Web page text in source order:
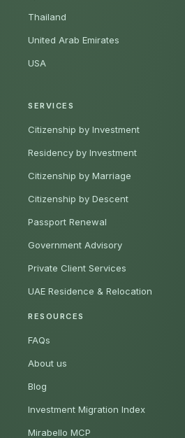
Thailand
United Arab Emirates
USA
SERVICES
Citizenship by Investment
Residency by Investment
Citizenship by Marriage
Citizenship by Descent
Passport Renewal
Government Advisory
Private Client Services
UAE Residence & Relocation
RESOURCES
FAQs
About us
Blog
Investment Migration Index
Mirabello MCP